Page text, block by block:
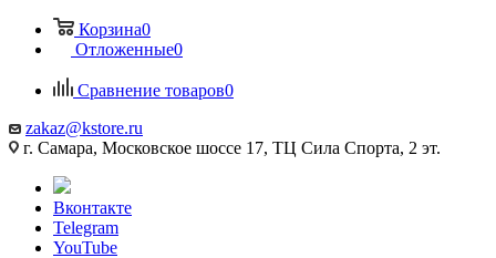
Корзина0
Отложенные0
Сравнение товаров0
zakaz@kstore.ru
г. Самара, Московское шоссе 17, ТЦ Сила Спорта, 2 эт.
Вконтакте
Telegram
YouTube